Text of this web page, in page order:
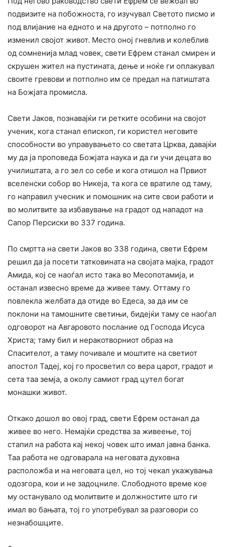
подвизите на побожноста, го изучувал Светото писмо и
под влијание на едното и на другото – потполно го
изменил својот живот. Место оној гневлив и колеблив
од сомненија млад човек, свети Ефрем станал смирен и
скрушен жител на пустината, дење и ноќе ги оплакувал
своите гревови и потполно им се предал на патиштата
на Божјата промисла.
Свети Јаков, познавајќи ги ретките особини на својот
ученик, кога станал епископ, ги користел неговите
способности во управувањето со светата Црква, давајќи
му да ја проповеда Божјата наука и да ги учи децата во
училиштата, а го зел со себе и кога отишол на Првиот
вселенски собор во Никеја, та кога се вратиле од таму,
го направил учесник и помошник на сите свои работи и
во молитвите за избавување на градот од нападот на
Сапор Персиски во 337 година.
По смртта на свети Јаков во 338 година, свети Ефрем
решил да ја посети татковината на својата мајка, градот
Амида, кој се наоѓал исто така во Месопотамија, и
останал извесно време да живее таму. Оттаму го
повлекла желбата да отиде во Едеса, за да им се
поклони на тамошните светињи, бидејќи таму се наоѓал
одговорот на Авгаровото послание од Господа Исуса
Христа; таму бил и неракотворниот образ на
Спасителот, а таму почивале и моштите на светиот
апостол Тадеј, кој го просветил со вера царот, градот и
сета таа земја, а околу самиот град цутел богат
монашки живот.
Откако дошол во овој град, свети Ефрем останал да
живее во него. Немајќи средства за живеење, тој
стапил на работа кај некој човек што имал јавна банка.
Таа работа не одговарала на неговата духовна
расположба и на неговата цел, но тој чекал укажувања
одозгора, кои и не задоцниле. Слободното време кое
му останувало од молитвите и должностите што ги
имал во бањата, тој го употребувал за разговори со
незнабошците.